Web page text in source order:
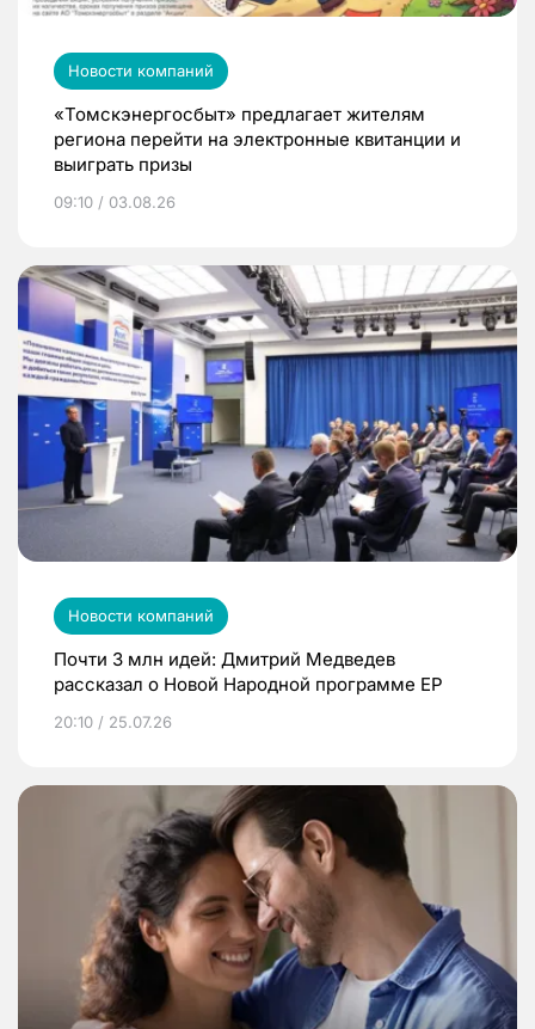
Новости компаний
«Томскэнергосбыт» предлагает жителям
региона перейти на электронные квитанции и
выиграть призы
09:10 / 03.08.26
Новости компаний
Почти 3 млн идей: Дмитрий Медведев
рассказал о Новой Народной программе ЕР
20:10 / 25.07.26